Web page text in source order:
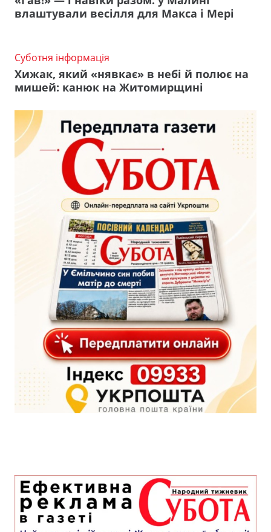
влаштували весілля для Макса і Мері
Суботня інформація
Хижак, який «нявкає» в небі й полює на
мишей: канюк на Житомирщині